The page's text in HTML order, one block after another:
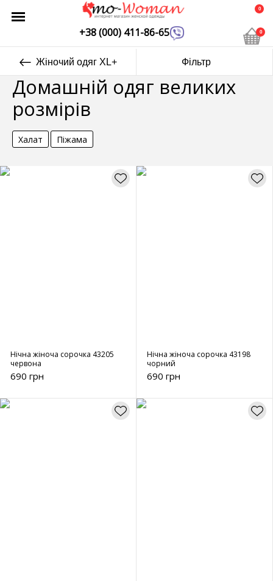
+38 (000) 411-86-65
0
0
Жіночий одяг XL+ Фільтр
Домашній одяг великих
розмірів
Халат Піжама
Нічна жіноча сорочка 43205
червона
690 грн
Нічна жіноча сорочка 43198
чорний
690 грн